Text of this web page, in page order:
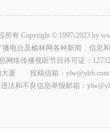
有 Copyright © 1997-2023 by
电台及榆林网各种新闻﹑信
络传播视听节目许可证：
大厦 投稿信箱：ylw@ylrb.com
法和不良信息举报邮箱：